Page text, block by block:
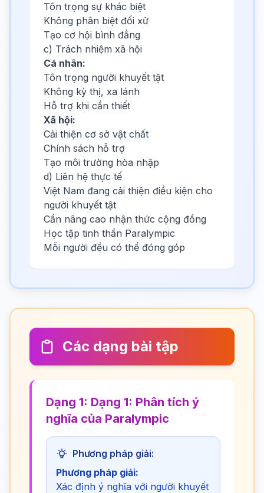
Tôn trọng sự khác biệt
Không phân biệt đối xử
Tạo cơ hội bình đẳng
c) Trách nhiệm xã hội
Cá nhân:
Tôn trọng người khuyết tật
Không kỳ thị, xa lánh
Hỗ trợ khi cần thiết
Xã hội:
Cải thiện cơ sở vật chất
Chính sách hỗ trợ
Tạo môi trường hòa nhập
d) Liên hệ thực tế
Việt Nam đang cải thiện điều kiện cho
người khuyết tật
Cần nâng cao nhận thức cộng đồng
Học tập tinh thần Paralympic
Mỗi người đều có thể đóng góp
Các dạng bài tập
Dạng 1: Dạng 1: Phân tích ý
nghĩa của Paralympic
Phương pháp giải:
Phương pháp giải:
Xác định ý nghĩa với người khuyết